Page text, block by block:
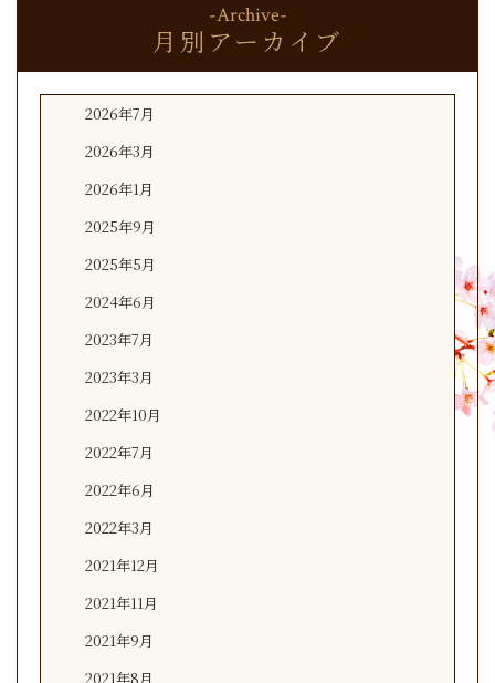
-Archive-
月別アーカイブ
2026年7月
2026年3月
2026年1月
2025年9月
2025年5月
2024年6月
2023年7月
2023年3月
2022年10月
2022年7月
2022年6月
2022年3月
2021年12月
2021年11月
2021年9月
2021年8月